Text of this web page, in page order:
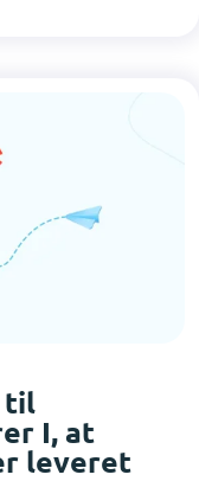
til
I, at
leveret